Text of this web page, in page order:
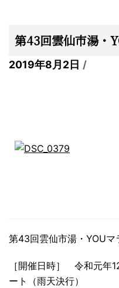
第43回雲仙市湯・
2019年8月2日
第43回雲仙市湯・YOUマ
［開催日時］ 令和元年
ート（雨天決行）